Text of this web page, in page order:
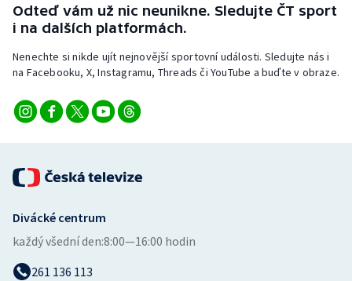
Triatlon
Volejbal
Odteď vám už nic neunikne. Sledujte ČT sport
i na dalších platformách.
Nenechte si nikde ujít nejnovější sportovní události. Sledujte nás i
na Facebooku, X, Instagramu, Threads či YouTube a buďte v obraze.
Divácké centrum
každý všední den:8:00—16:00 hodin
261 136 113